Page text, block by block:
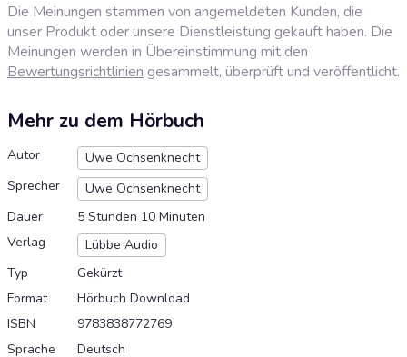
Die Meinungen stammen von angemeldeten Kunden, die
unser Produkt oder unsere Dienstleistung gekauft haben. Die
Meinungen werden in Übereinstimmung mit den
Bewertungsrichtlinien gesammelt, überprüft und veröffentlicht.
Mehr zu dem Hörbuch
Autor
Uwe Ochsenknecht
Sprecher
Uwe Ochsenknecht
Dauer
5 Stunden 10 Minuten
Verlag
Lübbe Audio
Typ
Gekürzt
Format
Hörbuch Download
ISBN
9783838772769
Sprache
Deutsch